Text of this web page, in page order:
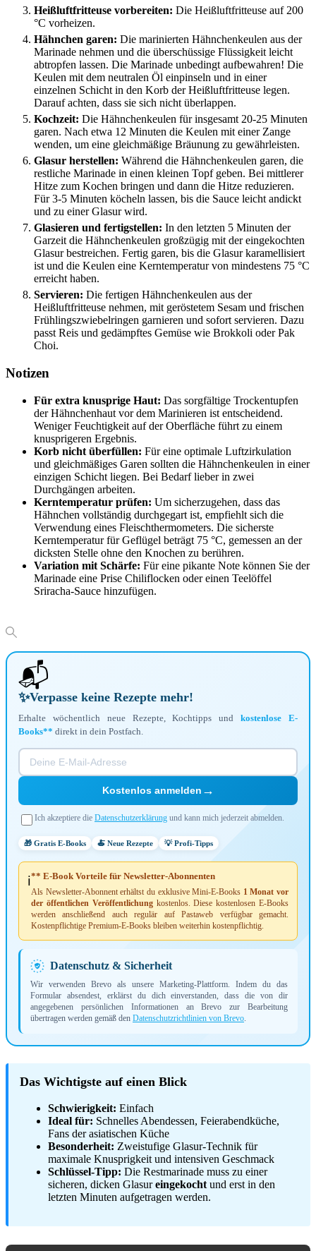
Heißluftfritteuse vorbereiten: Die Heißluftfritteuse auf 200
°C vorheizen.
Hähnchen garen: Die marinierten Hähnchenkeulen aus der
Marinade nehmen und die überschüssige Flüssigkeit leicht
abtropfen lassen. Die Marinade unbedingt aufbewahren! Die
Keulen mit dem neutralen Öl einpinseln und in einer
einzelnen Schicht in den Korb der Heißluftfritteuse legen.
Darauf achten, dass sie sich nicht überlappen.
Kochzeit: Die Hähnchenkeulen für insgesamt 20-25 Minuten
garen. Nach etwa 12 Minuten die Keulen mit einer Zange
wenden, um eine gleichmäßige Bräunung zu gewährleisten.
Glasur herstellen: Während die Hähnchenkeulen garen, die
restliche Marinade in einen kleinen Topf geben. Bei mittlerer
Hitze zum Kochen bringen und dann die Hitze reduzieren.
Für 3-5 Minuten köcheln lassen, bis die Sauce leicht andickt
und zu einer Glasur wird.
Glasieren und fertigstellen: In den letzten 5 Minuten der
Garzeit die Hähnchenkeulen großzügig mit der eingekochten
Glasur bestreichen. Fertig garen, bis die Glasur karamellisiert
ist und die Keulen eine Kerntemperatur von mindestens 75 °C
erreicht haben.
Servieren: Die fertigen Hähnchenkeulen aus der
Heißluftfritteuse nehmen, mit geröstetem Sesam und frischen
Frühlingszwiebelringen garnieren und sofort servieren. Dazu
passt Reis und gedämpftes Gemüse wie Brokkoli oder Pak
Choi.
Notizen
Für extra knusprige Haut: Das sorgfältige Trockentupfen
der Hähnchenhaut vor dem Marinieren ist entscheidend.
Weniger Feuchtigkeit auf der Oberfläche führt zu einem
knusprigeren Ergebnis.
Korb nicht überfüllen: Für eine optimale Luftzirkulation
und gleichmäßiges Garen sollten die Hähnchenkeulen in einer
einzigen Schicht liegen. Bei Bedarf lieber in zwei
Durchgängen arbeiten.
Kerntemperatur prüfen: Um sicherzugehen, dass das
Hähnchen vollständig durchgegart ist, empfiehlt sich die
Verwendung eines Fleischthermometers. Die sicherste
Kerntemperatur für Geflügel beträgt 75 °C, gemessen an der
dicksten Stelle ohne den Knochen zu berühren.
Variation mit Schärfe: Für eine pikante Note können Sie der
Marinade eine Prise Chiliflocken oder einen Teelöffel
Sriracha-Sauce hinzufügen.
📬
✨Verpasse keine Rezepte mehr!
Erhalte wöchentlich neue Rezepte, Kochtipps undkostenlose E-
Books** direkt in dein Postfach.
Kostenlos anmelden →
Ich akzeptiere die Datenschutzerklärung und kann mich jederzeit abmelden.
🎁 Gratis E-Books 🍝 Neue Rezepte 💡 Profi-Tipps
ℹ️** E-Book Vorteile für Newsletter-Abonnenten
Als Newsletter-Abonnent erhältst du exklusive Mini-E-Books 1 Monat vor
der öffentlichen Veröffentlichungkostenlos. Diese kostenlosen E-Books
werden anschließend auch regulär auf Pastaweb verfügbar gemacht.
Kostenpflichtige Premium-E-Books bleiben weiterhin kostenpflichtig.
Datenschutz & Sicherheit
Wir verwenden Brevo als unsere Marketing-Plattform. Indem du das
Formular absendest, erklärst du dich einverstanden, dass die von dir
angegebenen persönlichen Informationen an Brevo zur Bearbeitung
übertragen werden gemäß den Datenschutzrichtlinien von Brevo
Das Wichtigste auf einen Blick
Schwierigkeit: Einfach
Ideal für: Schnelles Abendessen, Feierabendküche,
Fans der asiatischen Küche
Besonderheit: Zweistufige Glasur-Technik für
maximale Knusprigkeit und intensiven Geschmack
Schlüssel-Tipp: Die Restmarinade muss zu einer
sicheren, dicken Glasureingekocht und erst in den
letzten Minuten aufgetragen werden.